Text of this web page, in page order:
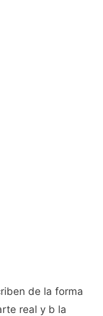
de la forma
real y b la